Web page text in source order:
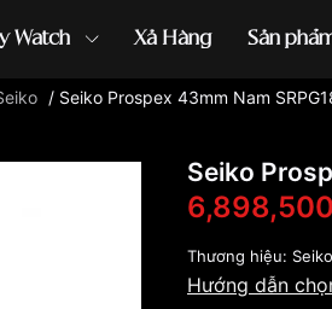
Watch Xả Hàng Sản
đồng hồ Orient ...
/ Seiko Prospex 43mm Nam
Seiko
Thương hiệu: Seiko
Hướng dẫn